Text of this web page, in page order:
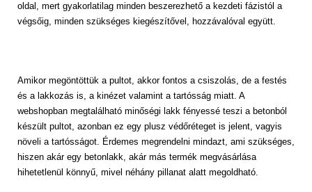
oldal, mert gyakorlatilag minden beszerezhető a kezdeti fázistól a
végsőig, minden szükséges kiegészítővel, hozzávalóval együtt.
Amikor megöntöttük a pultot, akkor fontos a csiszolás, de a festés
és a lakkozás is, a kinézet valamint a tartósság miatt. A
webshopban megtalálható minőségi lakk fényessé teszi a betonból
készült pultot, azonban ez egy plusz védőréteget is jelent, vagyis
növeli a tartósságot. Érdemes megrendelni mindazt, ami szükséges,
hiszen akár egy betonlakk, akár más termék megvásárlása
hihetetlenül könnyű, mivel néhány pillanat alatt megoldható.